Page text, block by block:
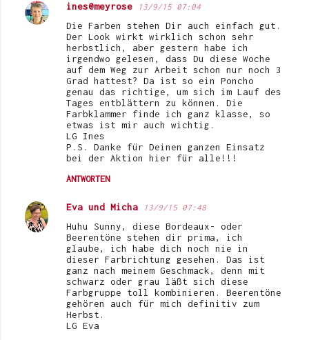
t
a
ines@meyrose 13/9/15 07:04
Die Farben stehen Dir auch einfach gut.
Der Look wirkt wirklich schon sehr
herbstlich, aber gestern habe ich
irgendwo gelesen, dass Du diese Woche
auf dem Weg zur Arbeit schon nur noch 3
Grad hattest? Da ist so ein Poncho
genau das richtige, um sich im Lauf des
Tages entblättern zu können. Die
Farbklammer finde ich ganz klasse, so
etwas ist mir auch wichtig.
LG Ines
P.S. Danke für Deinen ganzen Einsatz
bei der Aktion hier für alle!!!
ANTWORTEN
Eva und Micha 13/9/15 07:48
Huhu Sunny, diese Bordeaux- oder
Beerentöne stehen dir prima, ich
glaube, ich habe dich noch nie in
dieser Farbrichtung gesehen. Das ist
ganz nach meinem Geschmack, denn mit
schwarz oder grau läßt sich diese
Farbgruppe toll kombinieren. Beerentöne
gehören auch für mich definitiv zum
Herbst.
LG Eva